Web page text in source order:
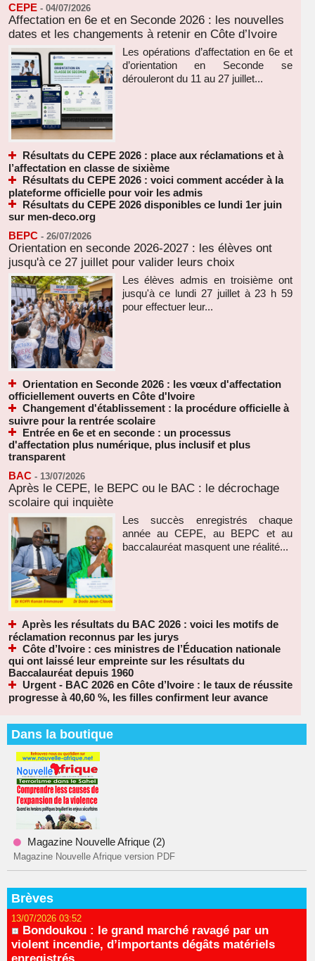
CEPE - 04/07/2026
Affectation en 6e et en Seconde 2026 : les nouvelles
dates et les changements à retenir en Côte d’Ivoire
Les opérations d’affectation en 6e et
d’orientation en Seconde se
dérouleront du 11 au 27 juillet...
Résultats du CEPE 2026 : place aux réclamations et à
l’affectation en classe de sixième
Résultats du CEPE 2026 : voici comment accéder à la
plateforme officielle pour voir les admis
Résultats du CEPE 2026 disponibles ce lundi 1er juin
sur men-deco.org
BEPC - 26/07/2026
Orientation en seconde 2026-2027 : les élèves ont
jusqu'à ce 27 juillet pour valider leurs choix
Les élèves admis en troisième ont
jusqu'à ce lundi 27 juillet à 23 h 59
pour effectuer leur...
Orientation en Seconde 2026 : les vœux d'affectation
officiellement ouverts en Côte d'Ivoire
Changement d'établissement : la procédure officielle à
suivre pour la rentrée scolaire
Entrée en 6e et en seconde : un processus
d'affectation plus numérique, plus inclusif et plus
transparent
BAC - 13/07/2026
Après le CEPE, le BEPC ou le BAC : le décrochage
scolaire qui inquiète
Les succès enregistrés chaque
année au CEPE, au BEPC et au
baccalauréat masquent une réalité...
Après les résultats du BAC 2026 : voici les motifs de
réclamation reconnus par les jurys
Côte d’Ivoire : ces ministres de l’Éducation nationale
qui ont laissé leur empreinte sur les résultats du
Baccalauréat depuis 1960
Urgent - BAC 2026 en Côte d’Ivoire : le taux de réussite
progresse à 40,60 %, les filles confirment leur avance
Dans la boutique
Magazine Nouvelle Afrique (2)
Magazine Nouvelle Afrique version PDF
Brèves
13/07/2026 03:52
Bondoukou : le grand marché ravagé par un
violent incendie, d’importants dégâts matériels